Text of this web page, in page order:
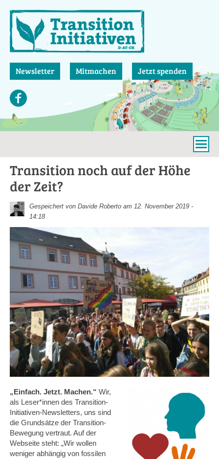
zum
Inhalt
Newsletter Mitmachen Jetzt spenden
Transition noch auf der Höhe
der Zeit?
Gespeichert von Davide Roberto am 12. November 2019 -
14:18
„Einfach. Jetzt. Machen.“ Wir,
als Leser*innen des Transition-
Initiativen-Newsletters, uns sind
die Grundsätze der Transition-
Bewegung vertraut. Auf der
Webseite steht: „Wir wollen
weniger abhängig von fossilen